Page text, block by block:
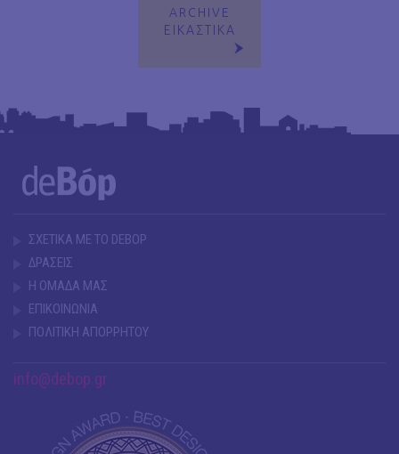
ARCHIVE
ΕΙΚΑΣΤΙΚΑ
ΣΧΕΤΙΚΑ ΜΕ ΤΟ DEBOP
ΔΡΑΣΕΙΣ
Η ΟΜΑΔΑ ΜΑΣ
ΕΠΙΚΟΙΝΩΝΙΑ
ΠΟΛΙΤΙΚΗ ΑΠΟΡΡΗΤΟΥ
info@debop.gr